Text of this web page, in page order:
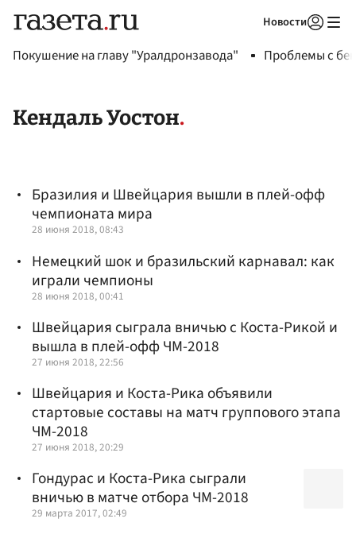
Новости
Покушение на главу "Уралдронзавода" Проблемы с
Кендаль Уостон
Бразилия и Швейцария вышли в плей-офф
чемпионата мира
28 июня 2018, 08:43
Немецкий шок и бразильский карнавал: как
играли чемпионы
28 июня 2018, 00:41
Швейцария сыграла вничью с Коста-Рикой и
вышла в плей-офф ЧМ-2018
27 июня 2018, 22:56
Швейцария и Коста-Рика объявили
стартовые составы на матч группового этапа
ЧМ-2018
27 июня 2018, 20:29
Гондурас и Коста-Рика сыграли
вничью в матче отбора ЧМ-2018
29 марта 2017, 02:49